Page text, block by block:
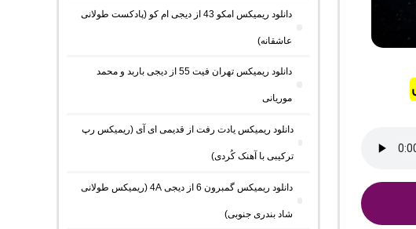
دانلود ریمیکس امکو 43 از دیجی ام کو (پادکست طولانی
عاشقانه)
دانلود ریمیکس تهران فیت 55 از دیجی باربد و محمد
موریانی
دانلود ریمیکس یادت رفت از قدیمی ای آی (ریمیکس رپ
ترکیبی با آهنک کُردی)
دانلود ریمیکس گمبرون 6 از دیجی 4A (ریمیکس طولانی
شاد بندری جنوبی)